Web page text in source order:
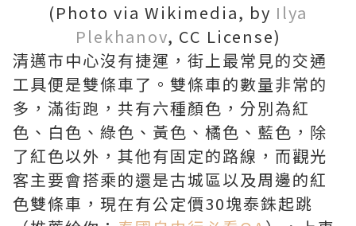
(Photo via Wikimedia, by Ilya
Plekhanov, CC License)
清邁市中心沒有捷運，街上最常見的交通
工具便是雙條車了。雙條車的數量非常的
多，滿街跑，共有六種顏色，分別為紅
色、白色、綠色、黃色、橘色、藍色，除
了紅色以外，其他有固定的路線，而觀光
客主要會搭乘的還是古城區以及周邊的紅
色雙條車，現在有公定價30塊泰銖起跳